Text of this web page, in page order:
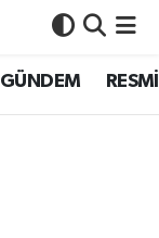
GÜNDEM